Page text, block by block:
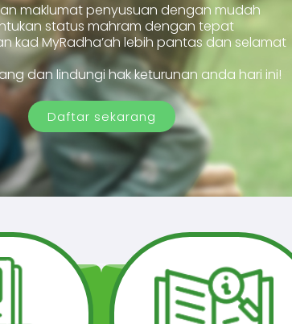
maklumat penyusuan dengan mudah
status mahram dengan tepat
kad MyRadha’ah lebih pantas dan selamat
dan lindungi hak keturunan anda hari ini!
Daftar sekarang